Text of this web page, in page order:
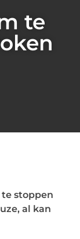
te
stoppen
al kan